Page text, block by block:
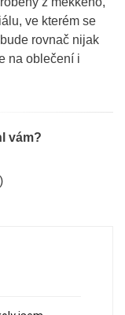
ve kterém se
rovnač nijak
na oblečení i
vám?